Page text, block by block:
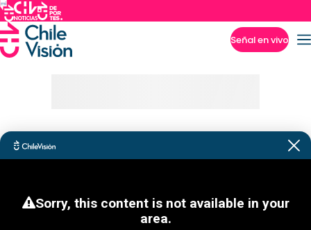
Señal en vivo